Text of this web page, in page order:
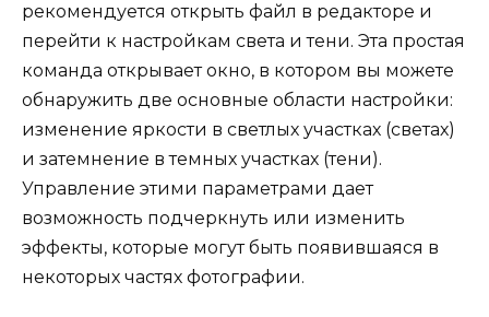
рекомендуется открыть файл в редакторе и
перейти к настройкам света и тени. Эта простая
команда открывает окно, в котором вы можете
обнаружить две основные области настройки:
изменение яркости в светлых участках (светах)
и затемнение в темных участках (тени).
Управление этими параметрами дает
возможность подчеркнуть или изменить
эффекты, которые могут быть появившаяся в
некоторых частях фотографии.